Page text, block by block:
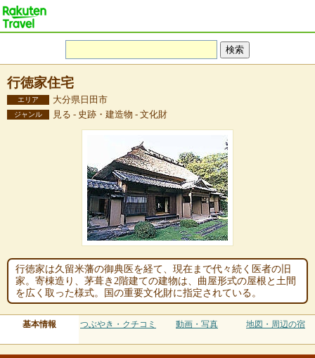
行徳家住宅
エリア 大分県日田市
ジャンル 見る - 史跡・建造物 - 文化財
行徳家は久留米藩の御典医を経て、現在まで代々続く医者の旧
家。寄棟造り、茅葺き2階建ての建物は、曲屋形式の屋根と土間
を広く取った様式。国の重要文化財に指定されている。
基本情報 つぶやき・クチコミ 動画・写真 地図・周辺の宿